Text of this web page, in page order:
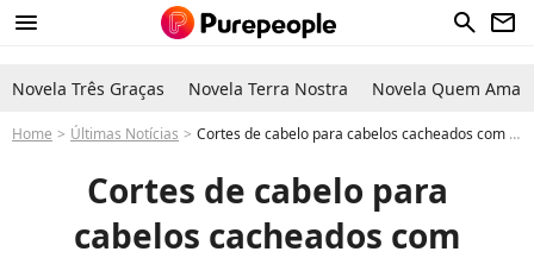
menu search newsletter
Novela Três Graças Novela Terra Nostra Novela Quem Ama
Home Últimas Notícias Cortes de cabelo para cabelos cacheados com franja 2026: oito estilos que realçam os cachos e rejuvenescem na hora
Cortes de cabelo para
cabelos cacheados com